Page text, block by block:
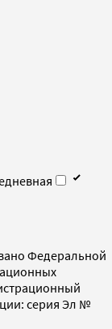
Федеральной
серия Эл №